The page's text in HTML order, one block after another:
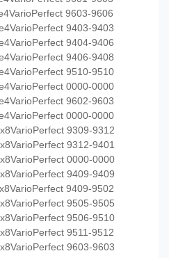
9603-9606
9403-9403
9404-9406
9406-9408
9510-9510
0000-0000
9602-9603
0000-0000
9309-9312
9312-9401
0000-0000
9409-9409
9409-9502
9505-9505
9506-9510
9511-9512
9603-9603